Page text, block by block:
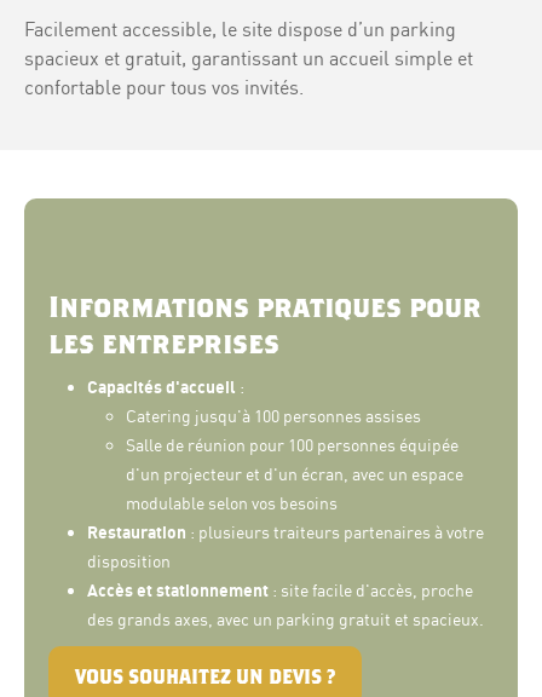
Facilement accessible, le site dispose d’un parking
spacieux et gratuit, garantissant un accueil simple et
confortable pour tous vos invités.
Informations pratiques pour
les entreprises
Capacités d'accueil :
Catering jusqu'à 100 personnes assises
Salle de réunion pour 100 personnes équipée
d'un projecteur et d'un écran, avec un espace
modulable selon vos besoins
Restauration : plusieurs traiteurs partenaires à votre
disposition
Accès et stationnement : site facile d'accès, proche
des grands axes, avec un parking gratuit et spacieux.
VOUS SOUHAITEZ UN DEVIS ?